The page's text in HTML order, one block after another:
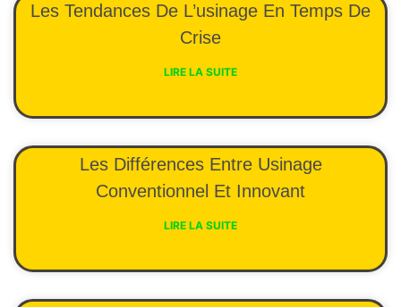
Les Tendances De L’usinage En Temps De
Crise
LIRE LA SUITE
Les Différences Entre Usinage
Conventionnel Et Innovant
LIRE LA SUITE